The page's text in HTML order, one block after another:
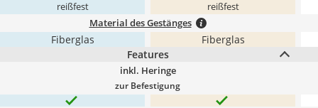
reißfest reißfest
Material des Gestänges
Fiberglas
Fiberglas
Features
inkl. Heringe
zur Befestigung